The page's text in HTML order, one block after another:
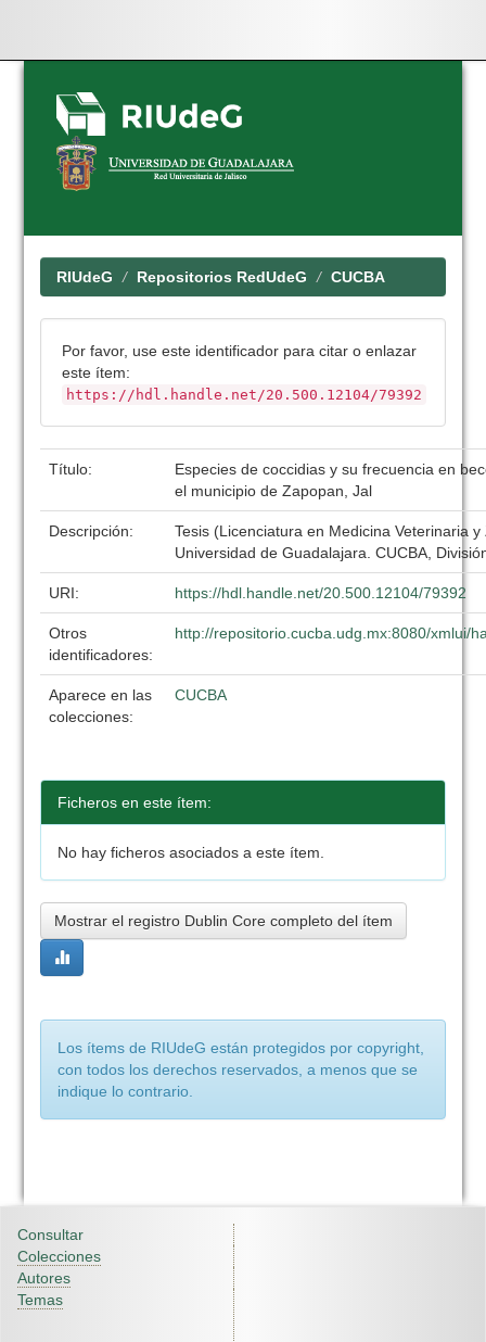
Skip
navigation
RIUdeG Repositorios RedUdeG CUCBA
Por favor, use este identificador para citar o enlazar
este ítem:
https://hdl.handle.net/20.500.12104/79392
Título:
Especies de coccidias y su frecuencia en
el municipio de Zapopan, Jal
Descripción:
Tesis (Licenciatura en Medicina Veterinaria
Universidad de Guadalajara. CUCBA,
URI: https://hdl.handle.net/20.500.12104/79392
Otros
identificadores:
http://repositorio.cucba.udg.mx:8080/xmlui/
Aparece en las
colecciones:
CUCBA
Ficheros en este ítem:
No hay ficheros asociados a este ítem.
Mostrar el registro Dublin Core completo del ítem
Los ítems de RIUdeG están protegidos por copyright,
con todos los derechos reservados, a menos que se
indique lo contrario.
Consultar
Colecciones
Autores
Temas